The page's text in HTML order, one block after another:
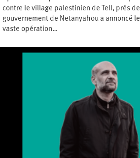
contre le village palestinien de Tell, près
gouvernement de Netanyahou a annoncé
vaste opération…